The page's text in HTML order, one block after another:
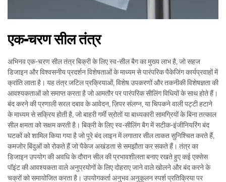
एक-चरण सील तंत्र
अभिनव एक-चरण सील तंत्र बिक्री के लिए स्व-सील बैग का मुख्य लाभ है, जो सहज
डिजाइन और विश्वसनीय प्रदर्शन विशेषताओं के माध्यम से पारंपरिक पैकेजिंग कार्यप्रवाहों में
क्रांति लाता है। यह तंत्र जटिल प्रक्रियाओं, विशेष उपकरणों और तकनीकी विशेषज्ञता की
आवश्यकताओं को समाप्त करता है जो आमतौर पर पारंपरिक सीलिंग विधियों के साथ होते हैं।
बंद करने की प्रणाली सरल दबाव के आवेदन, ज़िपर संलग्न, या चिपकने वाली पट्टी हटाने
के माध्यम से सक्रिय होती है, जो बाहरी गर्मी स्रोतों या बाध्यकारी सामग्रियों के बिना तत्काल
सील क्षमता को सक्षम करती है। बिक्री के लिए स्व-सीलिंग बैग में सटीक-इंजीनियरिंग बंद
घटकों को शामिल किया गया है जो पूरे बंद लाइन में लगातार सील ताकत सुनिश्चित करते हैं,
कमजोर बिंदुओं को रोकते हैं जो पैकेज अखंडता से समझौता कर सकते हैं। तंत्र का
डिजाइन उपयोग की अवधि के दौरान सील की प्रभावशीलता बनाए रखते हुए कई एक्सेस
पॉइंट की आवश्यकता वाले अनुप्रयोगों के लिए दोहराए जाने वाले खोलने और बंद करने के
चक्रों को समायोजित करता है। उपयोगकर्ता अनुभव अनुकूलन स्पर्श प्रतिक्रिया पर